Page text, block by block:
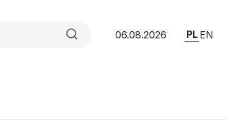
06.08.2026 PL EN